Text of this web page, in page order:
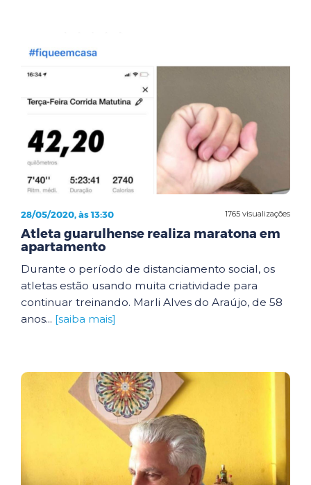
1765 visualizações
28/05/2020, às 13:30
Atleta guarulhense realiza maratona em
apartamento
Durante o período de distanciamento social, os
atletas estão usando muita criatividade para
continuar treinando. Marli Alves do Araújo, de 58
anos... [saiba mais]